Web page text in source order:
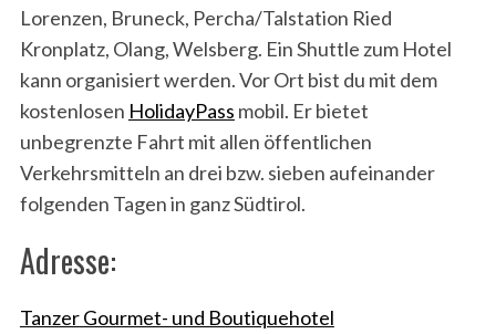
Lorenzen, Bruneck, Percha/Talstation Ried
Kronplatz, Olang, Welsberg. Ein Shuttle zum Hotel
kann organisiert werden. Vor Ort bist du mit dem
kostenlosen HolidayPass mobil. Er bietet
unbegrenzte Fahrt mit allen öffentlichen
Verkehrsmitteln an drei bzw. sieben aufeinander
folgenden Tagen in ganz Südtirol.
Adresse:
TanzerGourmet- und Boutiquehotel